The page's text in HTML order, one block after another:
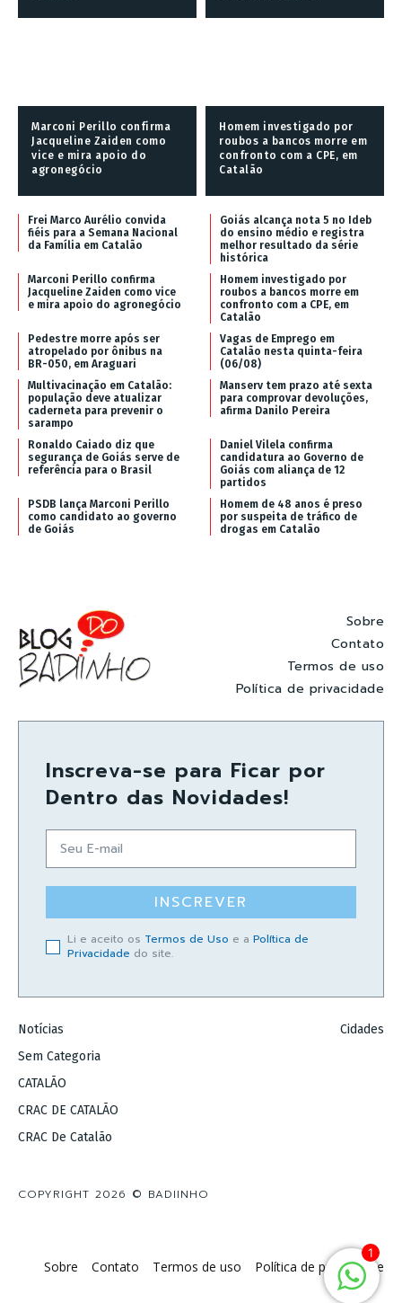
Marconi Perillo confirma
Jacqueline Zaiden como
vice e mira apoio do
agronegócio
Homem investigado por
roubos a bancos morre em
confronto com a CPE, em
Catalão
Frei Marco Aurélio convida
fiéis para a Semana Nacional
da Família em Catalão
Goiás alcança nota 5 no Ideb
do ensino médio e registra
melhor resultado da série
histórica
Marconi Perillo confirma
Jacqueline Zaiden como vice
e mira apoio do agronegócio
Homem investigado por
roubos a bancos morre em
confronto com a CPE, em
Catalão
Pedestre morre após ser
atropelado por ônibus na
BR-050, em Araguari
Vagas de Emprego em
Catalão nesta quinta-feira
(06/08)
Multivacinação em Catalão:
população deve atualizar
caderneta para prevenir o
sarampo
Manserv tem prazo até sexta
para comprovar devoluções,
afirma Danilo Pereira
Ronaldo Caiado diz que
segurança de Goiás serve de
referência para o Brasil
Daniel Vilela confirma
candidatura ao Governo de
Goiás com aliança de 12
partidos
PSDB lança Marconi Perillo
como candidato ao governo
de Goiás
Homem de 48 anos é preso
por suspeita de tráfico de
drogas em Catalão
Sobre
Contato
Termos de uso
Política de privacidade
Inscreva-se para Ficar por
Dentro das Novidades!
INSCREVER
Li e aceito os Termos de Uso e a Política de
Privacidade do site.
Notícias
Sem Categoria
CATALÃO
CRAC DE CATALÃO
CRAC De Catalão
Cidades
COPYRIGHT 2026 © BADIINHO
Sobre Contato Termos de uso Política de privacidade
1